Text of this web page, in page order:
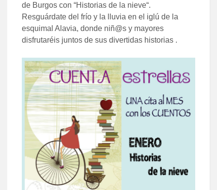
de Burgos con “Historias de la nieve“.
Resguárdate del frío y la lluvia en el iglú de la
esquimal Alavia, donde niñ@s y mayores
disfrutaréis juntos de sus divertidas historias .